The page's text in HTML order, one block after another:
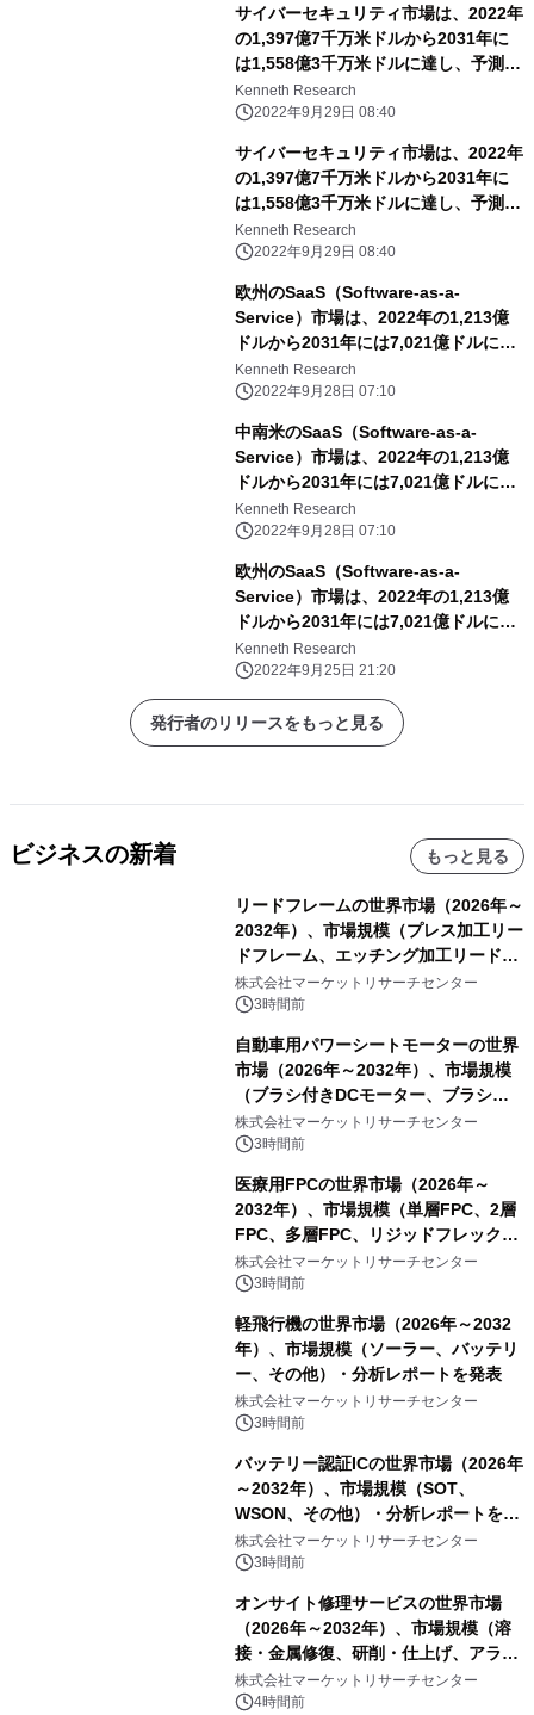
サイバーセキュリティ市場は、2022年
の1,397億7千万米ドルから2031年に
は1,558億3千万米ドルに達し、予測期
間中のCAGRは13.4％となる
Kenneth Research
2022年9月29日 08:40
サイバーセキュリティ市場は、2022年
の1,397億7千万米ドルから2031年に
は1,558億3千万米ドルに達し、予測期
間中のCAGRは13.4％となる
Kenneth Research
2022年9月29日 08:40
欧州のSaaS（Software-as-a-
Service）市場は、2022年の1,213億
ドルから2031年には7,021億ドルに達
し、予測期間中のCAGRは18.82%に達
すると予想。
Kenneth Research
2022年9月28日 07:10
中南米のSaaS（Software-as-a-
Service）市場は、2022年の1,213億
ドルから2031年には7,021億ドルに達
し、予測期間中のCAGRは18.82%に達
すると予測。
Kenneth Research
2022年9月28日 07:10
欧州のSaaS（Software-as-a-
Service）市場は、2022年の1,213億
ドルから2031年には7,021億ドルに達
し、予測期間中のCAGRは18.82%に達
すると予想。
Kenneth Research
2022年9月25日 21:20
発行者のリリースをもっと見る
ビジネスの新着 もっと見る
リードフレームの世界市場（2026年～
2032年）、市場規模（プレス加工リー
ドフレーム、エッチング加工リードフ
レーム）・分析レポートを発表
株式会社マーケットリサーチセンター
3時間前
自動車用パワーシートモーターの世界
市場（2026年～2032年）、市場規模
（ブラシ付きDCモーター、ブラシレ
スDCモーター）・分析レポートを発
表
株式会社マーケットリサーチセンター
3時間前
医療用FPCの世界市場（2026年～
2032年）、市場規模（単層FPC、2層
FPC、多層FPC、リジッドフレックス
PCB）・分析レポートを発表
株式会社マーケットリサーチセンター
3時間前
軽飛行機の世界市場（2026年～2032
年）、市場規模（ソーラー、バッテリ
ー、その他）・分析レポートを発表
株式会社マーケットリサーチセンター
3時間前
バッテリー認証ICの世界市場（2026年
～2032年）、市場規模（SOT、
WSON、その他）・分析レポートを発
表
株式会社マーケットリサーチセンター
3時間前
オンサイト修理サービスの世界市場
（2026年～2032年）、市場規模（溶
接・金属修復、研削・仕上げ、アライ
メント、その他）・分析レポートを発
表
株式会社マーケットリサーチセンター
4時間前